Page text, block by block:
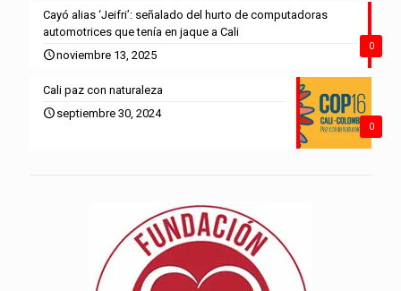
0
Cayó alias ‘Jeifri’: señalado del hurto de computadoras
automotrices que tenía en jaque a Cali
noviembre 13, 2025
0
Cali paz con naturaleza
septiembre 30, 2024